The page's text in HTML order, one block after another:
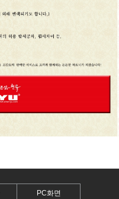
PC화면